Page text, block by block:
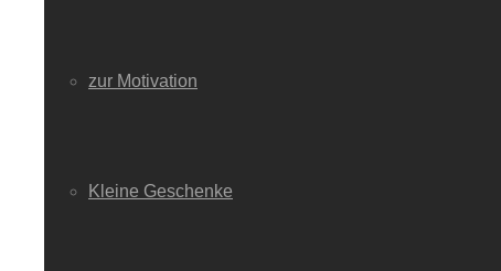
zur Motivation
Kleine Geschenke